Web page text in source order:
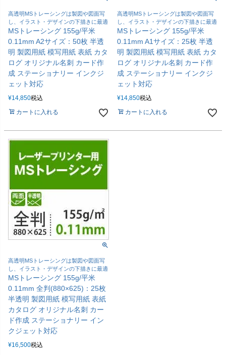
高透明MSトレーシングは製図や図面写
し、イラスト・デザインの下描きに最適
MSトレーシング 155g/平米
0.11mm A2サイズ：50枚 半透
明 製図用紙 模写用紙 表紙 カタ
ログ オリジナル名刺 カード作
成 ステーショナリー インクジ
ェット対応
¥14,850税込
カートに入れる
高透明MSトレーシングは製図や図面写
し、イラスト・デザインの下描きに最適
MSトレーシング 155g/平米
0.11mm A1サイズ：25枚 半透
明 製図用紙 模写用紙 表紙 カタ
ログ オリジナル名刺 カード作
成 ステーショナリー インクジ
ェット対応
¥14,850税込
カートに入れる
高透明MSトレーシングは製図や図面写
し、イラスト・デザインの下描きに最適
MSトレーシング 155g/平米
0.11mm 全判(880×625)：25枚
半透明 製図用紙 模写用紙 表紙
カタログ オリジナル名刺 カー
ド作成 ステーショナリー イン
クジェット対応
¥16,500税込